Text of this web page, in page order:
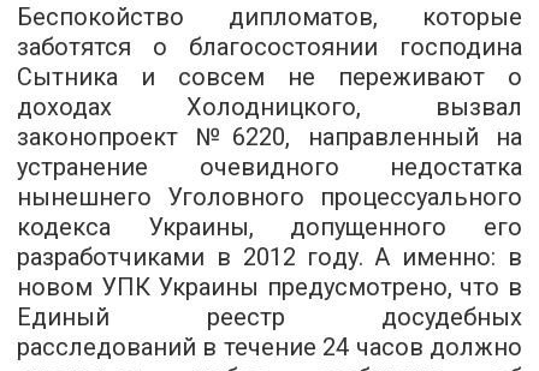
Беспокойство дипломатов, которые
заботятся о благосостоянии господина
Сытника и совсем не переживают о
доходах Холодницкого, вызвал
законопроект №6220, направленный на
устранение очевидного недостатка
нынешнего Уголовного процессуального
кодекса Украины, допущенного его
разработчиками в 2012 году. А именно: в
новом УПК Украины предусмотрено, что в
Единый реестр досудебных
расследований в течение 24 часов должно